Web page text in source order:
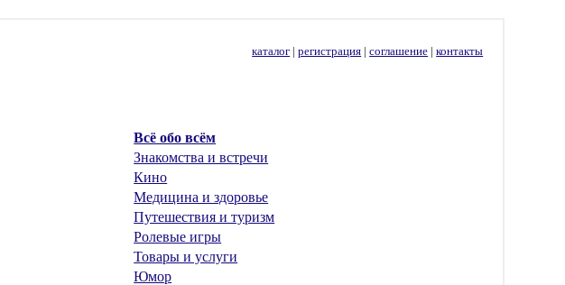
каталог |регистрация |соглашение |контакты
Всё обо всём
Знакомства и встречи
Кино
Медицина и здоровье
Путешествия и туризм
Ролевые игры
Товары и услуги
Юмор